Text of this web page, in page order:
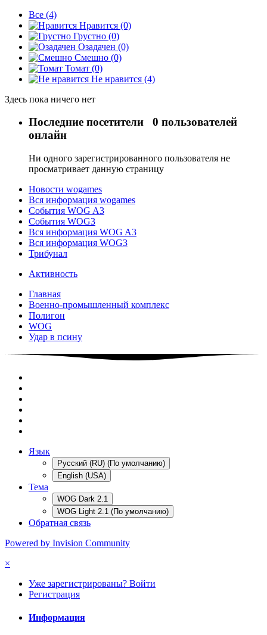
Все (4)
Нравится (0)
Грустно (0)
Озадачен (0)
Смешно (0)
Томат (0)
Не нравится (4)
Здесь пока ничего нет
Последние посетители 0 пользователей
онлайн
Ни одного зарегистрированного пользователя не
просматривает данную страницу
Новости wogames
Вся информация wogames
События WOG A3
События WOG3
Вся информация WOG A3
Вся информация WOG3
Трибунал
Активность
Главная
Военно-промышленный комплекс
Полигон
WOG
Удар в псину
Язык
Русский (RU) (По умолчанию)
English (USA)
Тема
WOG Dark 2.1
WOG Light 2.1 (По умолчанию)
Обратная связь
Powered by Invision Community
×
Уже зарегистрированы? Войти
Регистрация
Информация